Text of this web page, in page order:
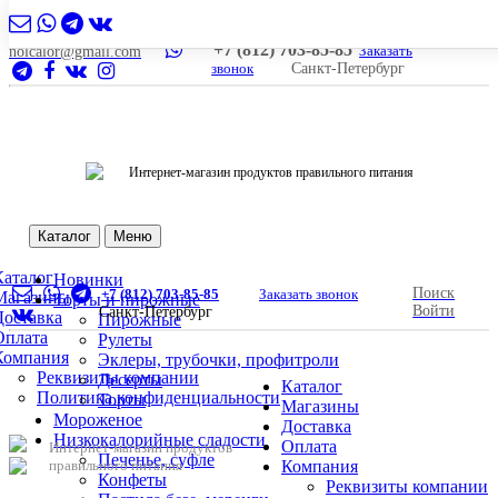
nolcalor@gmail.com +7 (812) 703-85-85 Заказать
звонок
Санкт-Петербург
Интернет-магазин продуктов правильного питания
Каталог Меню
Реквизиты компании
Политика конфиденциальности
Новинки
Торты и пирожные
Пирожные
Рулеты
Эклеры, трубочки, профитроли
Десерты
Торты
Мороженое
Низкокалорийные сладости
Печенье, суфле
Конфеты
+7 (812) 703-85-85
Заказать звонок
Санкт-Петербург
Поиск
Войти
Интернет-магазин продуктов
правильного питания
Каталог
Магазины
Доставка
Оплата
Компания
Реквизиты компании